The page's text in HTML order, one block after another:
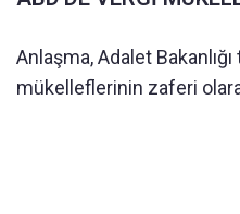
Anlaşma, Adalet
mükelleflerinin zaferi